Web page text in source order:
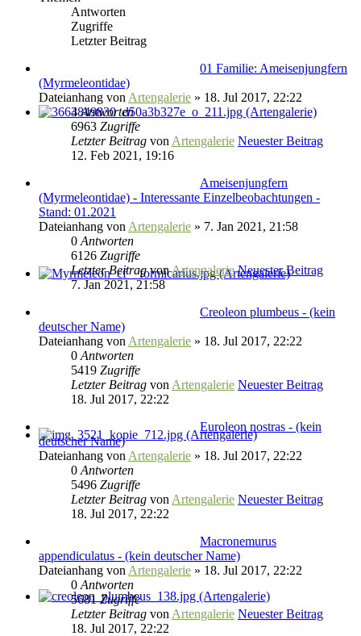
Antworten
Zugriffe
Letzter Beitrag
01 Familie: Ameisenjungfern
(Myrmeleontidae)
Dateianhang von Artengalerie » 18. Jul 2017, 22:22
4Antworten
6963 Zugriffe
Letzter Beitrag von Artengalerie Neuester Beitrag
12. Feb 2021, 19:16
Ameisenjungfern
(Myrmeleontidae) - Interessante Einzelbeobachtungen -
Stand: 01.2021
Dateianhang von Artengalerie » 7. Jan 2021, 21:58
0 Antworten
6126 Zugriffe
Letzter BeitragvonArtengalerie Neuester Beitrag
7. Jan 2021, 21:58
Creoleon plumbeus - (kein
deutscher Name)
Dateianhang von Artengalerie » 18. Jul 2017, 22:22
0 Antworten
5419 Zugriffe
Letzter Beitrag von Artengalerie Neuester Beitrag
18. Jul 2017, 22:22
Euroleon nostras - (kein
deutscher Name)
Dateianhang von Artengalerie » 18. Jul 2017, 22:22
0 Antworten
5496 Zugriffe
Letzter Beitrag von Artengalerie Neuester Beitrag
18. Jul 2017, 22:22
Macronemurus
appendiculatus - (kein deutscher Name)
Dateianhang von Artengalerie » 18. Jul 2017, 22:22
0 Antworten
5681Zugriffe
Letzter Beitrag von Artengalerie Neuester Beitrag
18. Jul 2017, 22:22